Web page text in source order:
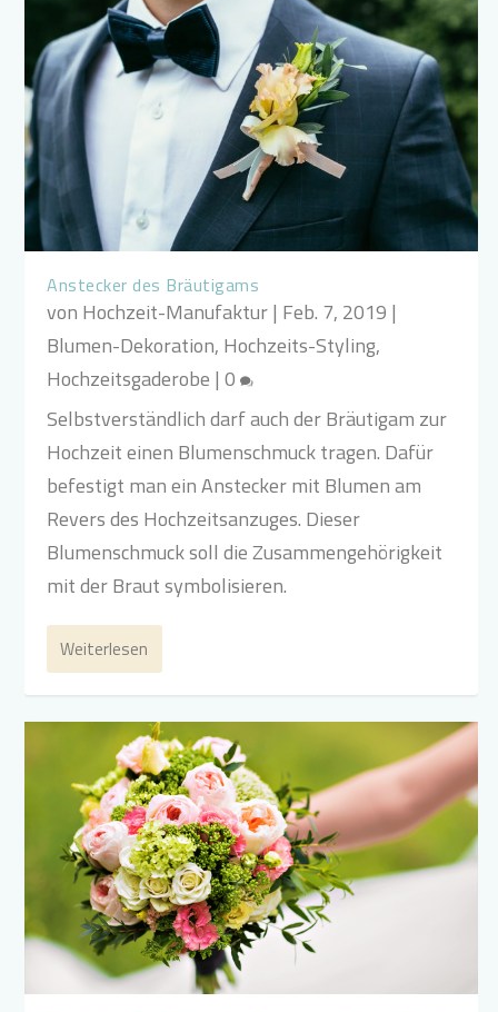
Anstecker des Bräutigams
von Hochzeit-Manufaktur| Feb. 7, 2019 |
Blumen-Dekoration, Hochzeits-Styling,
Hochzeitsgaderobe |0
Selbstverständlich darf auch der Bräutigam zur
Hochzeit einen Blumenschmuck tragen. Dafür
befestigt man ein Anstecker mit Blumen am
Revers des Hochzeitsanzuges. Dieser
Blumenschmuck soll die Zusammengehörigkeit
mit der Braut symbolisieren.
Weiterlesen